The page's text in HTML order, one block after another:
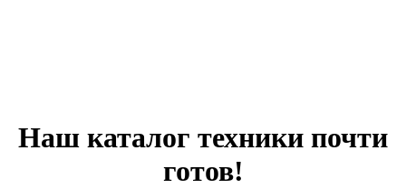
Наш каталог техники почти
готов!